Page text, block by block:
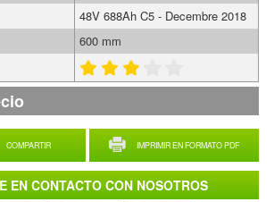
COMPARTIR IMPRIMIR EN FORMATO PDF
48V 688Ah C5 - Decembre 2018
600 mm
EN CONTACTO CON NOSOTROS